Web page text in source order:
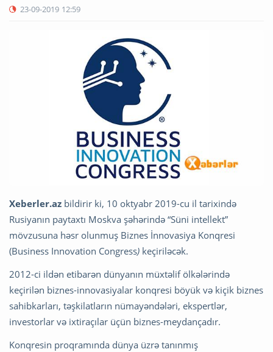
23-09-2019 12:59
Xeberler.az bildirir ki, 10 oktyabr 2019-cu il tarixində
Rusiyanın paytaxtı Moskva şəhərində “Süni intellekt”
mövzusuna həsr olunmuş Biznes İnnovasiya Konqresi
(Business Innovation Congress) keçiriləcək.
2012-ci ildən etibarən dünyanın müxtəlif ölkələrində
keçirilən biznes-innovasiyalar konqresi böyük və kiçik biznes
sahibkarları, təşkilatların nümayəndələri, ekspertlər,
investorlar və ixtiraçılar üçün biznes-meydançadır.
Konqresin proqramında dünya üzrə tanınmış